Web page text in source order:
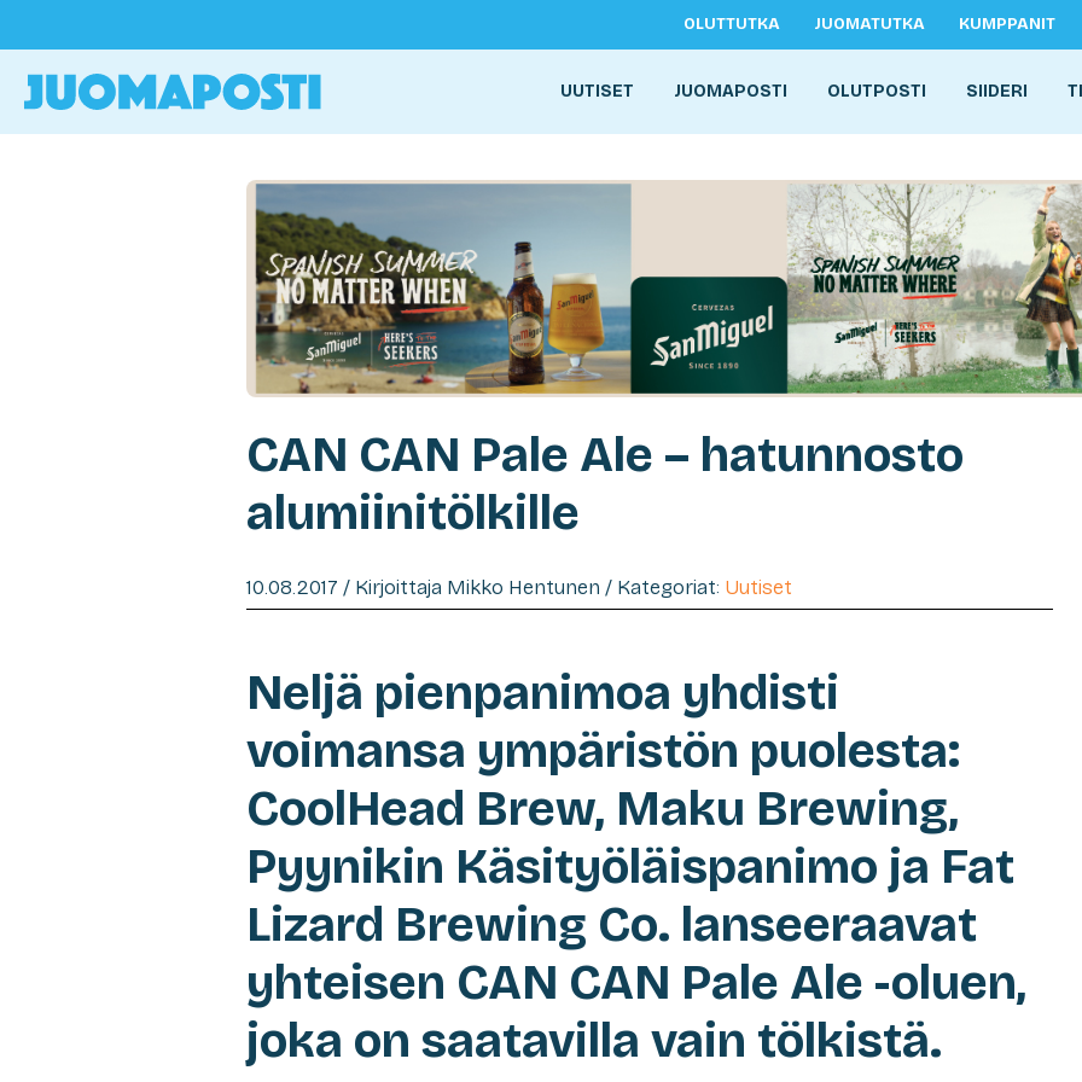
OLUTTUTKA JUOMATUTKA KUMPPANIT
UUTISET JUOMAPOSTI OLUTPOSTI SIIDERI
CAN CAN Pale Ale – hatunnosto
alumiinitölkille
10.08.2017 / Kirjoittaja Mikko Hentunen / Kategoriat: Uutiset
Neljä pienpanimoa yhdisti
voimansa ympäristön puolesta:
CoolHead Brew, Maku Brewing,
Pyynikin Käsityöläispanimo ja Fat
Lizard Brewing Co. lanseeraavat
yhteisen CAN CAN Pale Ale -oluen,
joka on saatavilla vain tölkistä.